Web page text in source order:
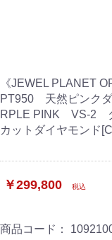
《JEWEL PLANET
PT950 天然ピンク
RPLE PINK VS-2
カットダイヤモンド
￥299,800 税込
商品コード：